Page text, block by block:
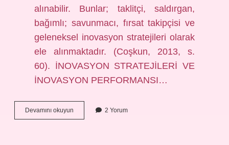
alınabilir. Bunlar; taklitçi, saldırgan,
bağımlı; savunmacı, fırsat takipçisi ve
geleneksel inovasyon stratejileri olarak
ele alınmaktadır. (Coşkun, 2013, s.
60). İNOVASYON STRATEJİLERİ VE
İNOVASYON PERFORMANSI…
Devamını okuyun Yakalama
Stratejisi
2 Yorum